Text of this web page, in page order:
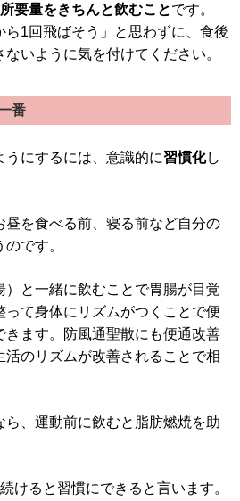
要量をきちんと飲むことです。
ら1回飛ばそう」と思わずに、食後
いように気を付けてください。
番
にするには、意識的に習慣化し
昼を食べる前、寝る前など自分の
です。
と一緒に飲むことで胃腸が目覚
て身体にリズムがつくことで便
きます。防風通聖散にも便通改善
活のリズムが改善されることで相
、運動前に飲むと脂肪燃焼を助
けると習慣にできると言います。